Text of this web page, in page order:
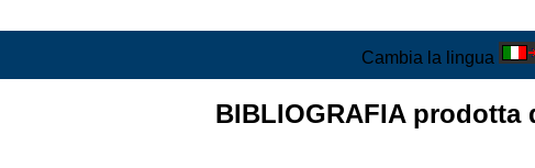
Cambia la lingua
BIBLIOGRAFIA prodotta